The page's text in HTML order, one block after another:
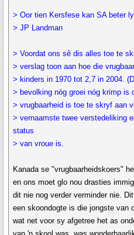
> Oor tien Kersfese kan SA beter
> JP Landman
> Voordat ons sê dis alles toe te
> verslag toon aan hoe die
> kinders in 1970 tot 2,7 in 2004.
> bevolking nóg groei nóg krimp is
> vrugbaarheid is toe te skryf aan
> vernaamste twee verstedeliking
status
> van vroue is.
Kanada se "vrugbaarheidskoers"
en ons moet glo nou drasties
dit nie nog verder verminder nie.
een skoondogte is die jongste van
wat net voor sy afgetree het as